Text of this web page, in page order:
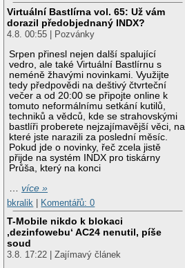
Virtuální Bastlírna vol. 65: Už vám
dorazil předobjednaný INDX?
4.8. 00:55 | Pozvánky
Srpen přinesl nejen další spalující
vedro, ale také Virtuální Bastlírnu s
neméně žhavými novinkami. Využijte
tedy předpovědi na deštivý čtvrteční
večer a od 20:00 se připojte online k
tomuto neformálnímu setkání kutilů,
techniků a vědců, kde se strahovskými
bastlíři proberete nejzajímavější věci, na
které jste narazili za poslední měsíc.
Pokud jde o novinky, řeč zcela jistě
přijde na systém INDX pro tiskárny
Průša, který na konci
…více »
bkralik
Komentářů: 0
T-Mobile nikdo k blokaci
‚dezinfowebu‘ AC24 nenutil, píše
soud
3.8. 17:22 | Zajímavý článek